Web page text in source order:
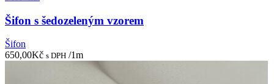
Šifon s šedozeleným vzorem
Šifon
650,00Kč s DPH /1m